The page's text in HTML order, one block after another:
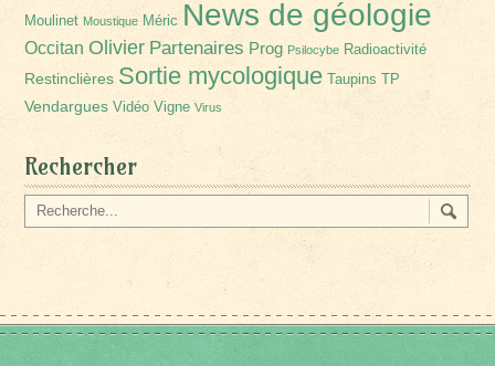
Moulinet Moustique Méric News de géologie
Occitan Olivier Partenaires Prog Psilocybe Radioactivité
Restinclières Sortie mycologique Taupins TP
Vendargues Vidéo Vigne Virus
Rechercher